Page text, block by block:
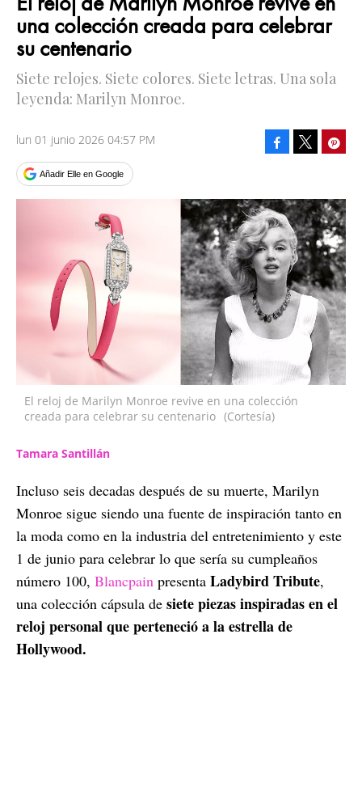
una colección creada para celebrar
su centenario
Siete relojes. Siete colores. Siete letras. Una sola
leyenda: Marilyn Monroe.
lun 01 junio 2026 04:57 PM
Añadir Elle en Google
Facebook
El reloj de Marilyn Monroe revive en una colección
creada para celebrar su centenario (Cortesía)
Tamara Santillán
Incluso seis decadas después de su muerte, Marilyn
Monroe sigue siendo una fuente de inspiración tanto en
la moda como en la industria del entretenimiento y este
1 de junio para celebrar lo que sería su cumpleaños
número 100, Blancpain presenta Ladybird Tribute,
una colección cápsula de siete piezas inspiradas en el
reloj personal que perteneció a la estrella de
Hollywood.